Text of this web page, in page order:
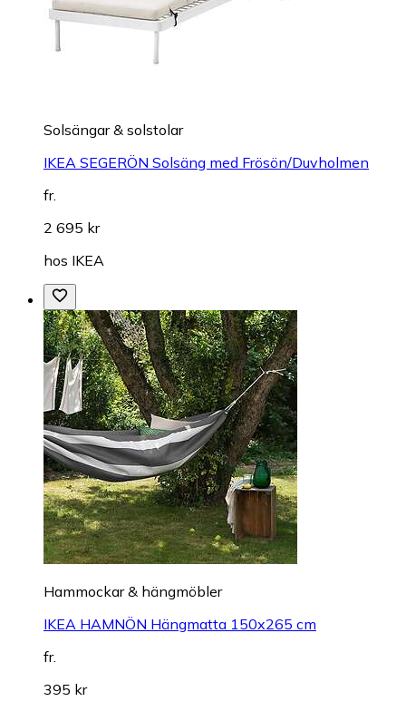
Solsängar & solstolar
IKEA SEGERÖN Solsäng med Frösön/Duvholmen
fr.
2 695 kr
hos IKEA
Hammockar & hängmöbler
IKEA HAMNÖN Hängmatta 150x265 cm
fr.
395 kr